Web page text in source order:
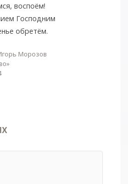
воспоём!
Господним
обретём.
Морозов